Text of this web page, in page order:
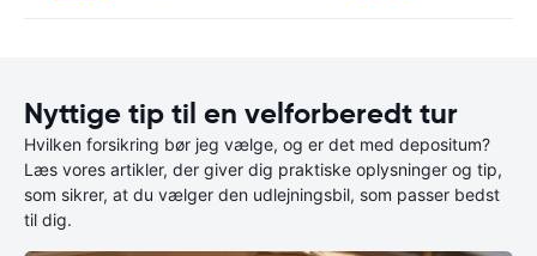
Nyttige tip til en velforberedt tur
Hvilken forsikring bør jeg vælge, og er det med depositum?
Læs vores artikler, der giver dig praktiske oplysninger og tip,
som sikrer, at du vælger den udlejningsbil, som passer bedst
til dig.